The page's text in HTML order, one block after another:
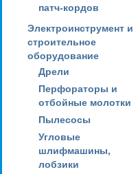
патч-кордов
Электроинструмент и
строительное
оборудование
Дрели
Перфораторы и
отбойные молотки
Пылесосы
Угловые
шлифмашины,
лобзики